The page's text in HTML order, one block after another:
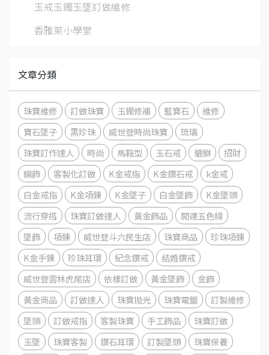
玉戒玉鐲玉墜訂做維修
香雅萊小學堂
文章分類
珠寶維修 訂做珠寶 玉鐲修補 藍寶石
維修
寶石墜子
黑珍珠 威世登時尚珠寶
琉璃
珠寶訂作達人
時尚 馬鞍型 玉石戒 貔貅
招財
鋼飾
客製化訂做 K金戒指 K金鑽石戒
k金戒
白金戒指
K金項鍊 K金墜子 白金墜飾
K金墜頭
流行穿搭
珠寶訂做達人 黃金飾品
開運五色線
墜飾
項鍊 威世登斗六民生店 珠寶商品
珍珠項鍊
K金手鍊
珍珠耳環 紀念鑽戒
結婚鑽戒
威世登雲林虎尾店
依樣訂做 黃金墜飾
金飾
黃金商品
訂做達人 珠寶拋光 珠寶電鍍
訂製維修
墜頭
訂做戒指 客製珠寶 手工飾品
珠寶訂做
玉墜
珠寶客製 鑽石耳環 訂製墜頭
珠寶保養